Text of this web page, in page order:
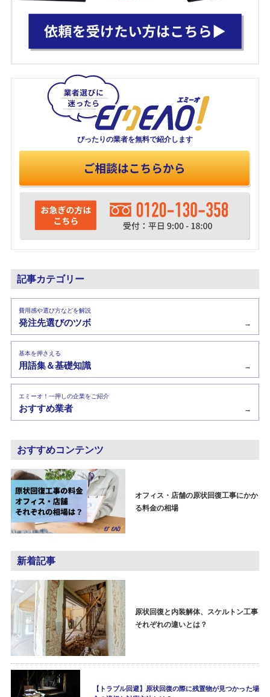
ぴったりの業者を無料で紹介します
記事カテゴリー
費用感や選び方などを解説
発注先選びのツボ →
基本を押さえる
用語集＆基礎知識 →
エミーオ！一押しの企業をご紹介
おすすめ業者 →
おすすめコンテンツ
オフィス・店舗の原状回復工事にかか
る料金の相場
新着記事
原状回復と内装解体、スケルトン工事
それぞれの違いとは？
【トラブル回避】原状回復の際に残置物が見つかった場